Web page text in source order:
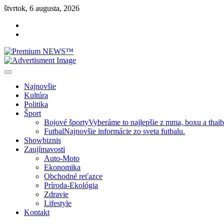
Skip
content
štvrtok, 6 augusta, 2026
Najnovšie
Kultúra
Politika
Šport
Bojové športyVyberáme to najlepšie z mma, boxu a
FutbalNajnovšie informácie zo sveta futbalu.
Showbiznis
Zaujímavosti
Auto-Moto
Ekonomika
Obchodné reťazce
Príroda-Ekológia
Zdravie
Lifestyle
Kontakt